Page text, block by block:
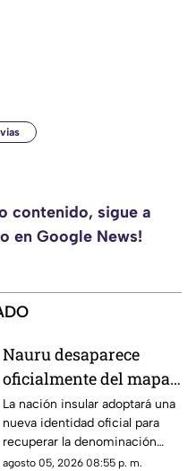
contenido, sigue a
en Google News!
Nauru desaparece
oficialmente del mapa:
el pequeño país cambia
de nombre
La nación insular adoptará una
nueva identidad oficial para
recuperar la denominación
utilizada por sus propios
agosto 05, 2026 08:55 p. m.